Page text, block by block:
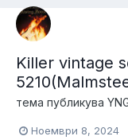
Killer vintage
тема публикува
Ноември 8, 2024